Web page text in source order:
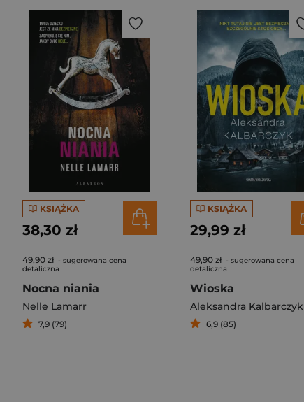
KSIĄŻKA
38,30 zł
49,90 zł - sugerowana cena
detaliczna
Nocna niania
Nelle Lamarr
7,9 (79)
KSIĄŻKA
29,99 zł
49,90 zł - sugerowana cena
detaliczna
Wioska
Aleksandra Kalbarczyk
6,9 (85)